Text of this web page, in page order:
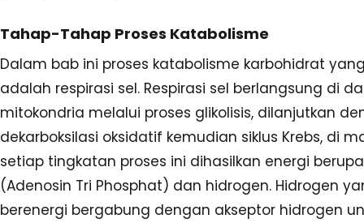
Tahap-Tahap Proses Katabolisme
Dalam bab ini proses katabolisme karbohidrat
adalah respirasi sel. Respirasi sel berlangsung di
mitokondria melalui proses glikolisis, dilanjutkan
dekarboksilasi oksidatif kemudian siklus Krebs, di
setiap tingkatan proses ini dihasilkan energi berupa
(Adenosin Tri Phosphat) dan hidrogen. Hidrogen
berenergi bergabung dengan akseptor hidrogen